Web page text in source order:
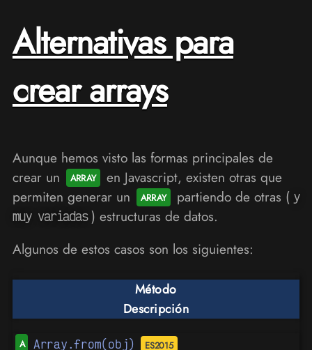
Alternativas para
crear arrays
Aunque hemos visto las formas principales de
crear un
en Javascript, existen otras que
permiten generar un
partiendo de otras ( y
muy variadas ) estructuras de datos.
Algunos de estos casos son los siguientes:
Método
Descripción
Array.from(obj)